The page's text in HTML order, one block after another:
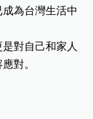
為台灣生活中
對自己和家人
對。